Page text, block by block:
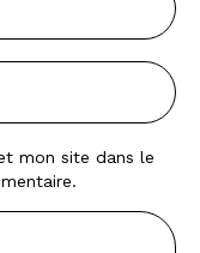
mon site dans le